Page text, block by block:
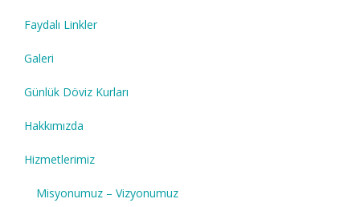
Faydalı Linkler
Galeri
Günlük Döviz Kurları
Hakkımızda
Hizmetlerimiz
Misyonumuz – Vizyonumuz